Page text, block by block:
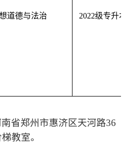
道德与法治 2022级专升
省郑州市惠济区天河路36
教室。